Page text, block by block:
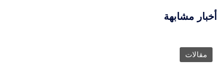
أخبار مشابهة
مقالات